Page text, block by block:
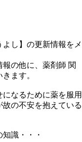
し】の更新情報をメ
の他に、薬剤師 関
ます。
なるために薬を服用
の不安を抱えている
識・・・